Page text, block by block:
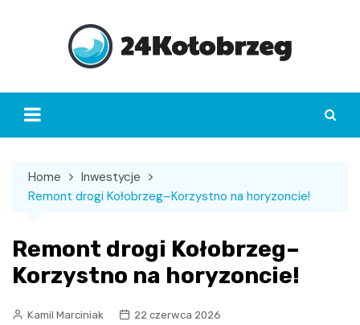
Home
Inwestycje
Remont drogi Kołobrzeg–Korzystno na horyzoncie!
Remont drogi Kołobrzeg–
Korzystno na horyzoncie!
Kamil Marciniak
22 czerwca 2026